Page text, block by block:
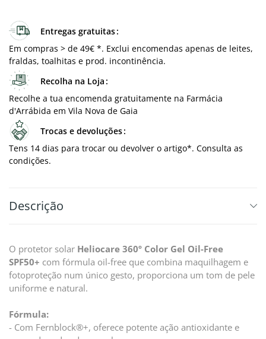
Entregas gratuitas
Em compras > de 49€ *. Exclui encomendas apenas de leites,
fraldas, toalhitas e prod. incontinência.
Recolha na Loja
Recolhe a tua encomenda gratuitamente na Farmácia
d'Arrábida em Vila Nova de Gaia
Trocas e devoluções
Tens 14 dias para trocar ou devolver o artigo*. Consulta as
condições.
Descrição
O protetor solar Heliocare 360º Color Gel Oil-Free
SPF50+ com fórmula oil-free que combina maquilhagem e
fotoproteção num único gesto, proporciona um tom de pele
uniforme e natural.
Fórmula:
- Com Fernblock®+, oferece potente ação antioxidante e